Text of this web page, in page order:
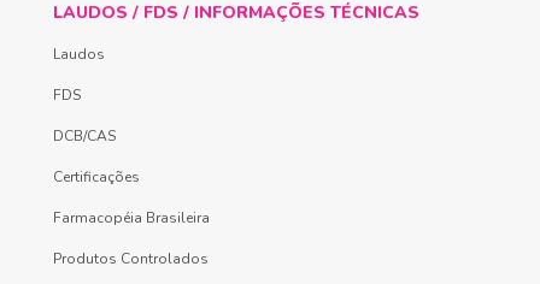
LAUDOS / FDS / INFORMAÇÕES TÉCNICAS
Laudos
FDS
DCB/CAS
Certificações
Farmacopéia Brasileira
Produtos Controlados